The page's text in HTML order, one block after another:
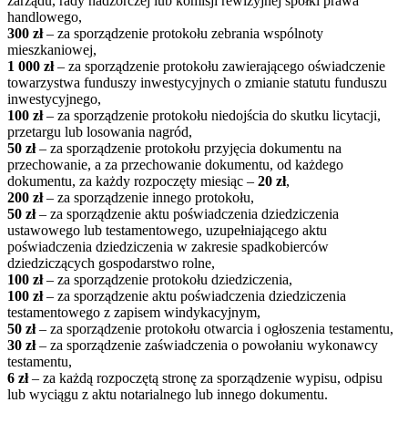
handlowego,
300 zł– za sporządzenie protokołu zebrania wspólnoty
mieszkaniowej,
1 000 zł– za sporządzenie protokołu zawierającego oświadczenie
towarzystwa funduszy inwestycyjnych o zmianie statutu funduszu
inwestycyjnego,
100 zł– za sporządzenie protokołu niedojścia do skutku licytacji,
przetargu lub losowania nagród,
50 zł– za sporządzenie protokołu przyjęcia dokumentu na
przechowanie, a za przechowanie dokumentu, od każdego
dokumentu, za każdy rozpoczęty miesiąc – 20 zł,
200 zł– za sporządzenie innego protokołu,
50 zł– za sporządzenie aktu poświadczenia dziedziczenia
ustawowego lub testamentowego, uzupełniającego aktu
poświadczenia dziedziczenia w zakresie spadkobierców
dziedziczących gospodarstwo rolne,
100 zł– za sporządzenie protokołu dziedziczenia,
100 zł– za sporządzenie aktu poświadczenia dziedziczenia
testamentowego z zapisem windykacyjnym,
50 zł– za sporządzenie protokołu otwarcia i ogłoszenia testamentu,
30 zł– za sporządzenie zaświadczenia o powołaniu wykonawcy
testamentu,
6 zł– za każdą rozpoczętą stronę za sporządzenie wypisu, odpisu
lub wyciągu z aktu notarialnego lub innego dokumentu.